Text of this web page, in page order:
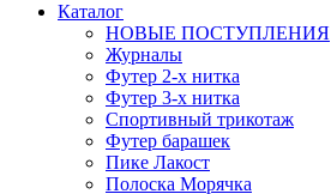
Каталог
НОВЫЕ ПОСТУПЛЕНИЯ
Журналы
Футер 2-х нитка
Футер 3-х нитка
Спортивный трикотаж
Футер барашек
Пике Лакост
Полоска Морячка